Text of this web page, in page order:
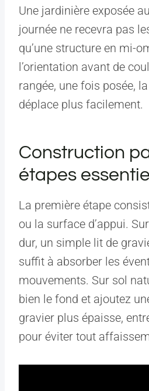
Une jardinière exposée
journée ne recevra pas
qu’une structure en mi-
l’orientation avant de
rangée, une fois posée,
déplace plus facilement.
Construction
étapes
La première étape
ou la surface d’appui.
dur, un simple lit de
suffit à absorber les
mouvements. Sur sol
bien le fond et ajoutez
gravier plus épaisse,
pour éviter tout